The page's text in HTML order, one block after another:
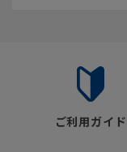
ご利用ガイド